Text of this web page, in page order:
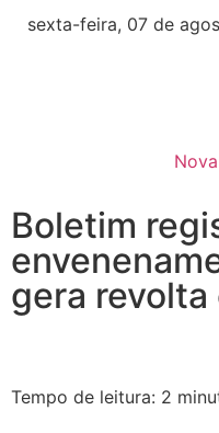
sexta-feira, 07 de
Boletim
gera
Tempo de leitura: 2